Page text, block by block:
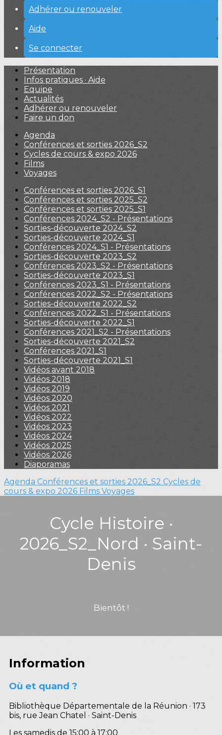
Adhérer ou renouveler
Aide
Se connecter
Présentation
Infos pratiques · Aide
Equipe
Actualités
Adhérer ou renouveler
Faire un don
Agenda
Conférences et sorties 2026_S2
Cycles de cours & expo 2026
Films
Voyages
Conférences et sorties 2026_S1
Conférences et sorties 2025_S2
Conférences et sorties 2025_S1
Conférences 2024_S2 - Présentations
Sorties-découverte 2024_S2
Sorties-découverte 2024_S1
Conférences 2024_S1 - Présentations
Sorties-découverte 2023_S2
Conférences 2023_S2 - Présentations
Sorties-découverte 2023_S1
Conférences 2023_S1 - Présentations
Conférences 2022_S2 - Présentations
Sorties-découverte 2022_S2
Conférences 2022_S1 - Présentations
Sorties-découverte 2022_S1
Conférences 2021_S2 - Présentations
Sorties-découverte 2021_S2
Conférences 2021_S1
Sorties-découverte 2021_S1
Vidéos avant 2018
Vidéos 2018
Vidéos 2019
Vidéos 2020
Vidéos 2021
Vidéos 2022
Vidéos 2023
Vidéos 2024
Vidéos 2025
Vidéos 2026
Diaporamas
Agenda Conférences et sorties 2026_S2 Cycles de
cours & expo 2026 Films Voyages
Cycle Histoire ·
2026_S2_Nord · Saint-
Denis
Bientôt !
Information
Où et quand ?
Bibliothèque Départementale de la Réunion · 173
bis, rue Jean Chatel · Saint-Denis
Les samedis de 15:00 à 17:00